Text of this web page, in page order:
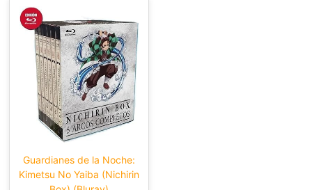
Guardianes de la Noche:
Kimetsu No Yaiba (Nichirin